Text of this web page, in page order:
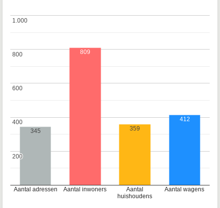
Aantal adressen Aantal inwoners
Aantal
huishoudens
Aantal wagens
200
200
400
400
600
600
800
800
1.000
1.000
345
809
359
412